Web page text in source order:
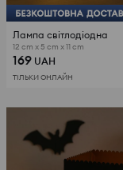
Лампа світлодіодна
12 cm x 5 cm x 11 cm
169 UAH
ТІЛЬКИ ОНЛАЙН